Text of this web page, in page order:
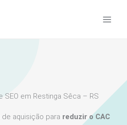
SEO em Restinga Sêca – RS
aquisição para reduzir o CAC